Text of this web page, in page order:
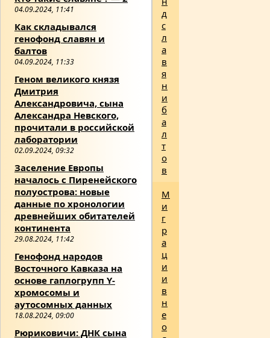
04.09.2024, 11:41
Как складывался
генофонд славян и
балтов
04.09.2024, 11:33
Геном великого князя
Дмитрия
Александровича, сына
Александра Невского,
прочитали в российской
лаборатории
02.09.2024, 09:32
Заселение Европы
началось с Пиренейского
полуострова: новые
данные по хронологии
древнейших обитателей
континента
29.08.2024, 11:42
Генофонд народов
Восточного Кавказа на
основе гаплогрупп Y-
хромосомы и
аутосомных данных
18.08.2024, 09:00
Рюриковичи: ДНК сына
д
с
л
а
в
я
н
и
б
а
л
т
о
в
М
и
г
р
а
ц
и
и
в
н
е
о